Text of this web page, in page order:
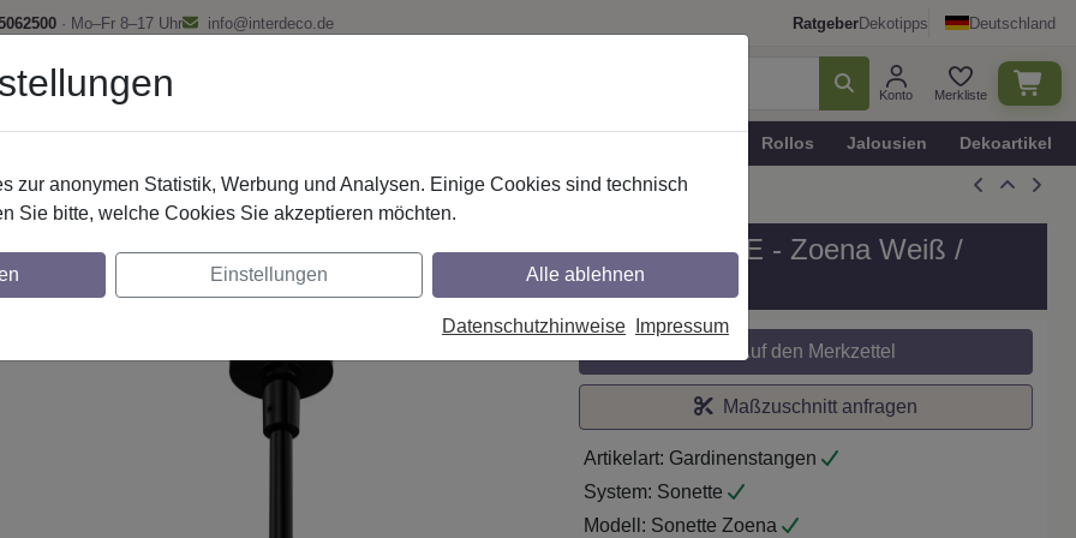
· Mo–Fr 8–17 Uhr info@interdeco.de RatgeberDekotipps Deutschland
Konto Merkliste
Rollos Jalousien Dekoartikel
Gardinenstangen Metall
aus Metall in 20 mm Ø, 1-läufig, Modell SONETTE - Zoena Weiß /
Auf den Merkzettel
Maßzuschnitt anfragen
Artikelart: Gardinenstangen
System: Sonette
Modell: Sonette Zoena
zur anonymen Statistik, Werbung und Analysen. Einige Cookies sind technisch
Sie bitte, welche Cookies Sie akzeptieren möchten.
Einstellungen Alle ablehnen
Datenschutzhinweise Impressum